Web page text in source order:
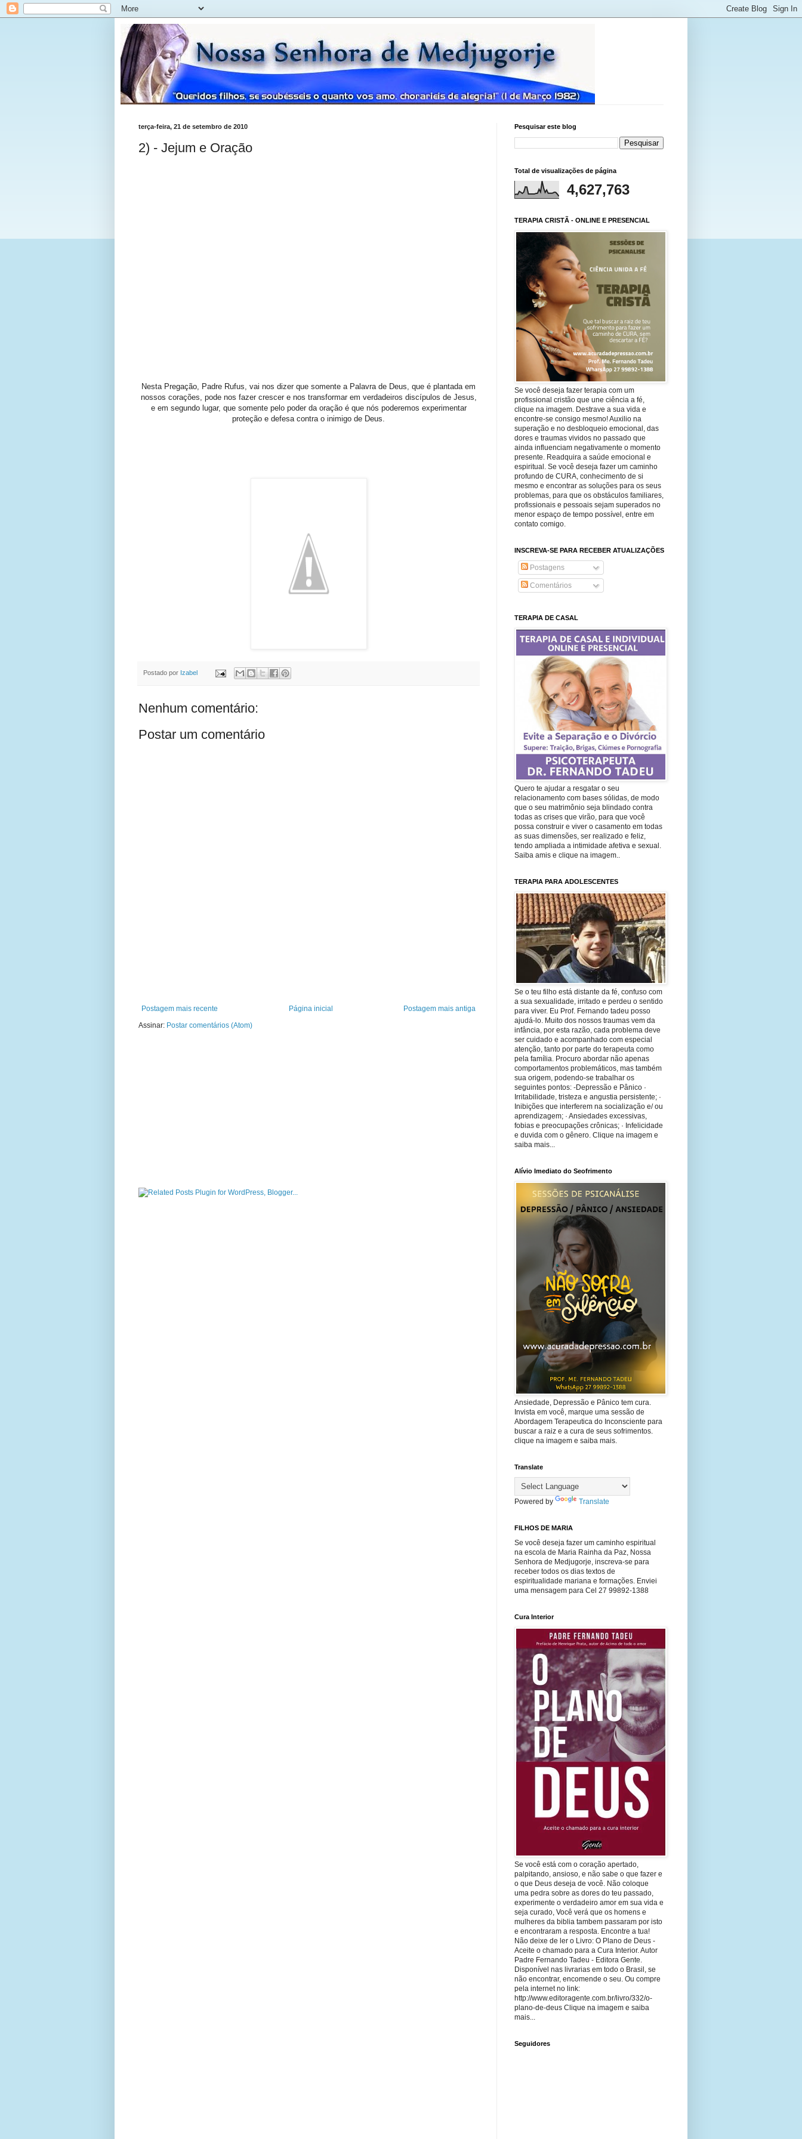
terça-feira, 21 de setembro de 2010
2) - Jejum e Oração
Nesta Pregação, Padre Rufus, vai nos dizer que somente a Palavra de Deus, que é plantada em
nossos corações, pode nos fazer crescer e nos transformar em verdadeiros discípulos de Jesus,
e em segundo lugar, que somente pelo poder da oração é que nós poderemos experimentar
proteção e defesa contra o inimigo de Deus.
Postado por Izabel
Nenhum comentário:
Postar um comentário
Postagem mais recente Postagem mais antiga
Página inicial
Assinar: Postar comentários (Atom)
Pesquisar este blog
Total de visualizações de página
4,627,763
TERAPIA CRISTÃ - ONLINE E PRESENCIAL
Se você deseja fazer terapia com um
profissional cristão que une ciência a fé,
clique na imagem. Destrave a sua vida e
encontre-se consigo mesmo! Auxilio na
superação e no desbloqueio emocional, das
dores e traumas vividos no passado que
ainda influenciam negativamente o momento
presente. Readquira a saúde emocional e
espiritual. Se você deseja fazer um caminho
profundo de CURA, conhecimento de si
mesmo e encontrar as soluções para os seus
problemas, para que os obstáculos familiares,
profissionais e pessoais sejam superados no
menor espaço de tempo possível, entre em
contato comigo.
INSCREVA-SE PARA RECEBER ATUALIZAÇÕES
Postagens
Comentários
TERAPIA DE CASAL
Quero te ajudar a resgatar o seu
relacionamento com bases sólidas, de modo
que o seu matrimônio seja blindado contra
todas as crises que virão, para que você
possa construir e viver o casamento em todas
as suas dimensões, ser realizado e feliz,
tendo ampliada a intimidade afetiva e sexual.
Saiba amis e clique na imagem..
TERAPIA PARA ADOLESCENTES
Se o teu filho está distante da fé, confuso com
a sua sexualidade, irritado e perdeu o sentido
para viver. Eu Prof. Fernando tadeu posso
ajudá-lo. Muito dos nossos traumas vem da
infância, por esta razão, cada problema deve
ser cuidado e acompanhado com especial
atenção, tanto por parte do terapeuta como
pela família. Procuro abordar não apenas
comportamentos problemáticos, mas também
sua origem, podendo-se trabalhar os
seguintes pontos: -Depressão e Pânico ·
Irritabilidade, tristeza e angustia persistente; ·
Inibições que interferem na socialização e/ ou
aprendizagem; · Ansiedades excessivas,
fobias e preocupações crônicas; · Infelicidade
e duvida com o gênero. Clique na imagem e
saiba mais...
Alívio Imediato do Seofrimento
Ansiedade, Depressão e Pânico tem cura.
Invista em você, marque uma sessão de
Abordagem Terapeutica do Inconsciente para
buscar a raiz e a cura de seus sofrimentos.
clique na imagem e saiba mais.
Translate
Powered by Translate
FILHOS DE MARIA
Se você deseja fazer um caminho espiritual
na escola de Maria Rainha da Paz, Nossa
Senhora de Medjugorje, inscreva-se para
receber todos os dias textos de
espiritualidade mariana e formações. Enviei
uma mensagem para Cel 27 99892-1388
Cura Interior
Se você está com o coração apertado,
palpitando, ansioso, e não sabe o que fazer e
o que Deus deseja de você. Não coloque
uma pedra sobre as dores do teu passado,
experimente o verdadeiro amor em sua vida e
seja curado, Você verá que os homens e
mulheres da biblia tambem passaram por isto
e encontraram a resposta. Encontre a tua!
Não deixe de ler o Livro: O Plano de Deus -
Aceite o chamado para a Cura Interior. Autor
Padre Fernando Tadeu - Editora Gente.
Disponível nas livrarias em todo o Brasil, se
não encontrar, encomende o seu. Ou compre
pela internet no link:
http://www.editoragente.com.br/livro/332/o-
plano-de-deus Clique na imagem e saiba
mais...
Seguidores